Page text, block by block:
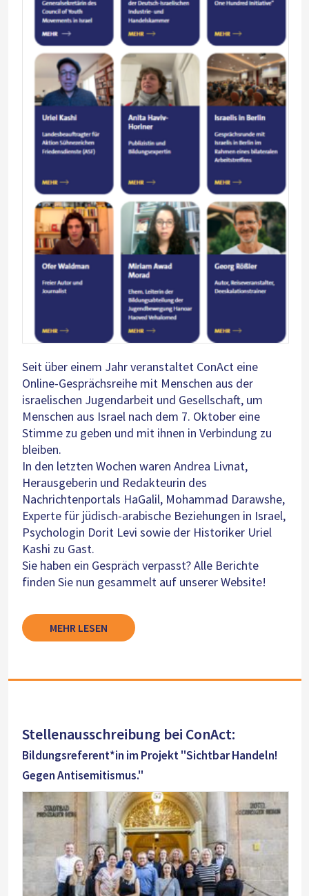
Seit über einem Jahr veranstaltet ConAct eine
Online-Gesprächsreihe mit Menschen aus der
israelischen Jugendarbeit und Gesellschaft, um
Menschen aus Israel nach dem 7. Oktober eine
Stimme zu geben und mit ihnen in Verbindung zu
bleiben.
In den letzten Wochen waren Andrea Livnat,
Herausgeberin und Redakteurin des
Nachrichtenportals HaGalil, Mohammad Darawshe,
Experte für jüdisch-arabische Beziehungen in Israel,
Psychologin Dorit Levi sowie der Historiker Uriel
Kashi zu Gast.
Sie haben ein Gespräch verpasst? Alle Berichte
finden Sie nun gesammelt auf unserer Website!
MEHR LESEN
Stellenausschreibung bei ConAct:
Bildungsreferent*in im Projekt "Sichtbar Handeln!
Gegen Antisemitismus."